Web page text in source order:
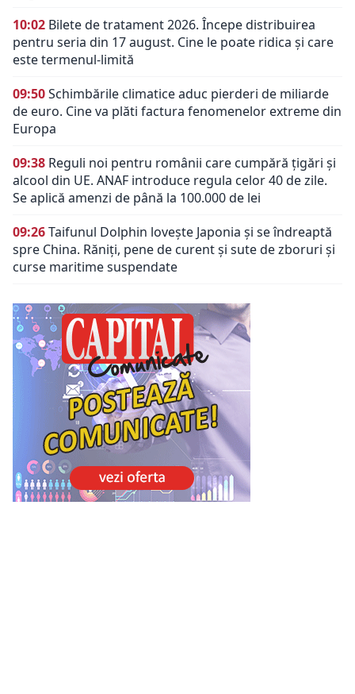
10:02 Bilete de tratament 2026. Începe distribuirea
pentru seria din 17 august. Cine le poate ridica și care
este termenul-limită
09:50Schimbările climatice aduc pierderi de miliarde
de euro. Cine va plăti factura fenomenelor extreme din
Europa
09:38 Reguli noi pentru românii care cumpără țigări și
alcool din UE. ANAF introduce regula celor 40 de zile.
Se aplică amenzi de până la 100.000 de lei
09:26Taifunul Dolphin lovește Japonia și se îndreaptă
spre China. Răniți, pene de curent și sute de zboruri și
curse maritime suspendate